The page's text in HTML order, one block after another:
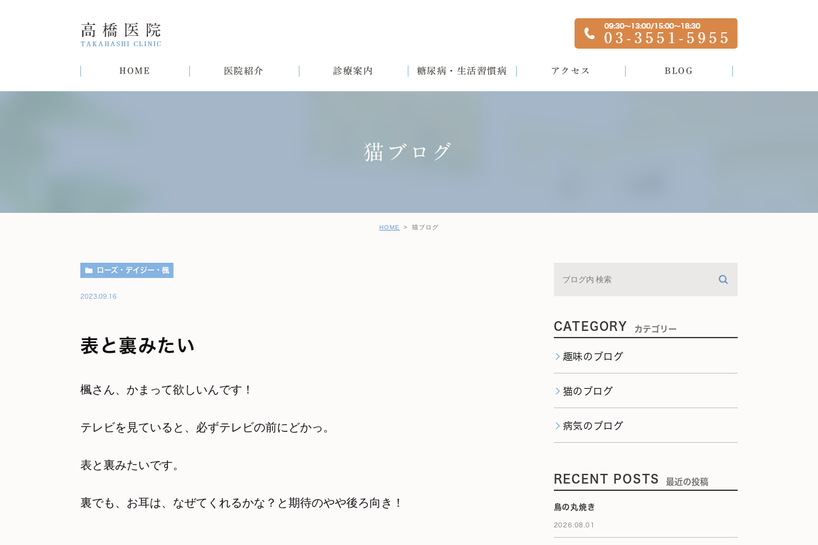
HOME 医院紹介 診療案内 糖尿病・生活習慣病
女性と生活習慣病 健診後の治療について
アクセス BLOG
猫ブログ
HOME 猫ブログ
ローズ・デイジー・楓
2023.09.16
表と裏みたい
楓さん、かまって欲しいんです！
テレビを見ていると、必ずテレビの前にどかっ。
表と裏みたいです。
裏でも、お耳は、なぜてくれるかな？と期待のやや後ろ向き！
CATEGORY カテゴリー
趣味のブログ
猫のブログ
病気のブログ
RECENT POSTS 最近の投稿
鳥の丸焼き
2026.08.01